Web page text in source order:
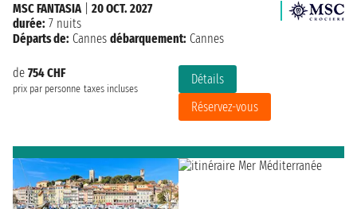
de 754 CHF
prix par personne taxes incluses
Détails
Réservez-vous
MSC FANTASIA| 20 OCT. 2027
durée: 7 nuits
Départs de: Cannes débarquement: Cannes